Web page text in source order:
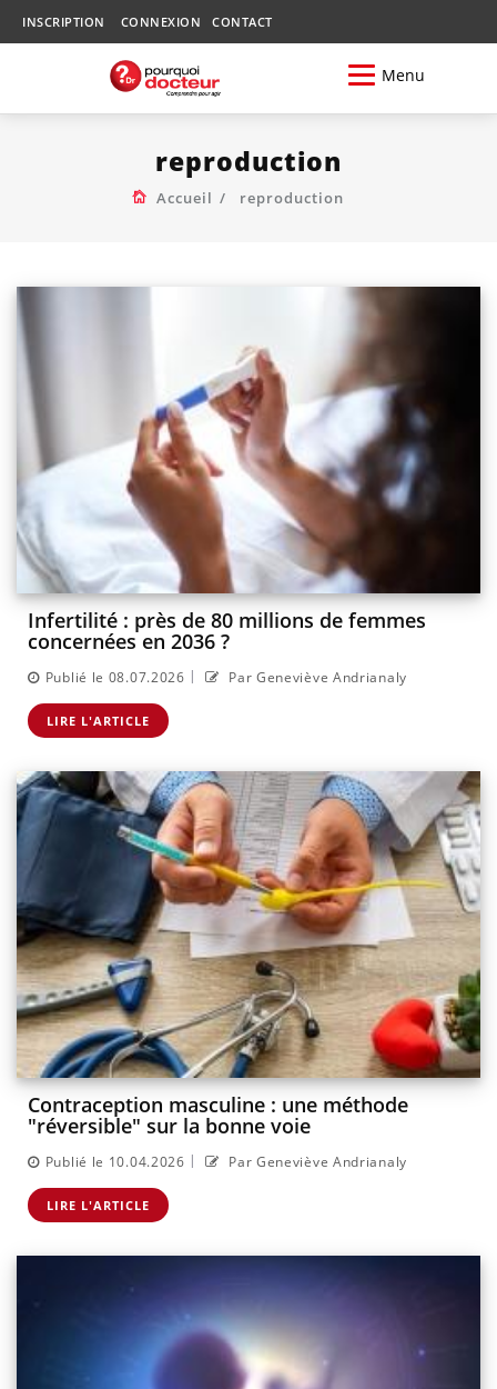
INSCRIPTION CONNEXION CONTACT
Menu
reproduction
Accueil reproduction
Infertilité : près de 80 millions de femmes
concernées en 2036 ?
Publié le 08.07.2026 | Par Geneviève Andrianaly
LIRE L'ARTICLE
Contraception masculine : une méthode
"réversible" sur la bonne voie
Publié le 10.04.2026 | Par Geneviève Andrianaly
LIRE L'ARTICLE